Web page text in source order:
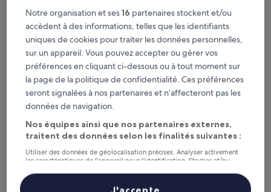
Options d’annulation gratuite en cas de
changement de programme
Gagnez des récompenses pour chaque
nuit séjournée
Économisez plus grâce aux Prix membres
Consultez les prix pour ces dates
Ce soir
Demain
Notre organisation et ses16 partenaires stockent et/ou
accèdent à des informations, telles que les identifiants
uniques de cookies pour traiter les données personnelles,
sur un appareil. Vous pouvez accepter ou gérer vos
préférences en cliquant ci-dessous ou à tout moment sur
la page de la politique de confidentialité. Ces préférences
seront signalées à nos partenaires et n’affecteront pas les
données de navigation.
Nos équipes ainsi que nos partenaires externes,
traitent des données selon les finalités suivantes :
Utiliser des données de géolocalisation précises. Analyser activement
les caractéristiques de l’appareil pour l’identification. Stocker et/ou
personnalisés, mesure de performance des publicités et du contenu,
études d’audience et développement de services.